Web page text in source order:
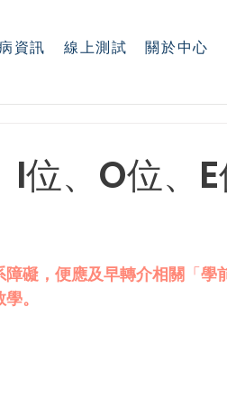
資訊 線上測試 關於中心
I位、O位、
礙，便應及早轉介相關 「學
。